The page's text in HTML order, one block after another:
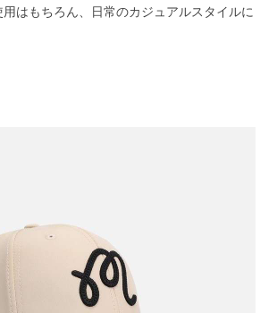
はもちろん、日常のカジュアルスタイルに